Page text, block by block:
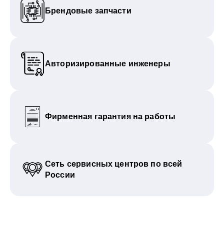
Брендовые запчасти
Авторизированные инженеры
Фирменная гарантия на работы
Сеть сервисных центров по всей
России